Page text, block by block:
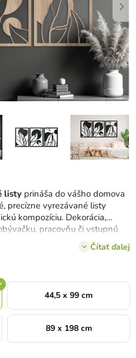
listy prináša do vášho domova
precízne vyrezávané listy
kompozíciu. Dekorácia,
pracovňu či vstupnú
Čítať ďalej
44,5 x 99 cm
89 x 198 cm